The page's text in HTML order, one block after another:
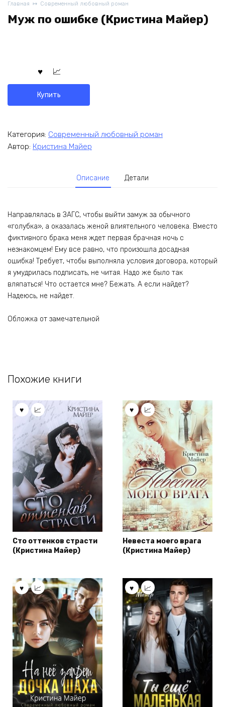
Главная Современный любовный роман
Муж по ошибке (Кристина Майер)
Купить
Категория: Современный любовный роман
Автор: Кристина Майер
Описание Детали
Направлялась в ЗАГС, чтобы выйти замуж за обычного
«голубка», а оказалась женой влиятельного человека. Вместо
фиктивного брака меня ждет первая брачная ночь с
незнакомцем! Ему все равно, что произошла досадная
ошибка! Требует, чтобы выполняла условия договора, который
я умудрилась подписать, не читая. Надо же было так
вляпаться! Что остается мне? Бежать. А если найдет?
Надеюсь, не найдет.
Обложка от замечательной
Похожие книги
Сто оттенков страсти
(Кристина Майер)
Невеста моего врага
(Кристина Майер)